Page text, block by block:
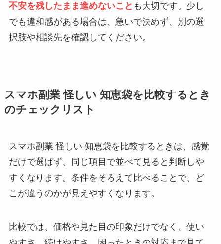
不安を残したまま進めないこと も大切です。少し
でも違和感がある場合は、急いで決めず、別の選
択肢や相談先を確認してください。
スマホ副業 怪しい 知恵袋を比較するとき
のチェックリスト
スマホ副業 怪しい 知恵袋を比較するときは、感覚
だけで選ばず、同じ項目で並べて見ると判断しや
すくなります。条件をそろえて比べることで、ど
こが違うのかが見えやすくなります。
比較では、価格や見た目の印象だけでなく、使い